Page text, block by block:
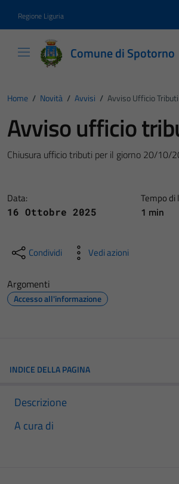
Regione Liguria
Comune di Spotorno
Home / Novità / Avvisi / Avviso Ufficio Tributi
Avviso ufficio
Chiusura ufficio tributi per il giorno 20/10/
Data:
16 Ottobre 2025
Tempo di
1 min
Condividi Vedi azioni
Argomenti
Accesso all'informazione
INDICE DELLA PAGINA
Descrizione
A cura di